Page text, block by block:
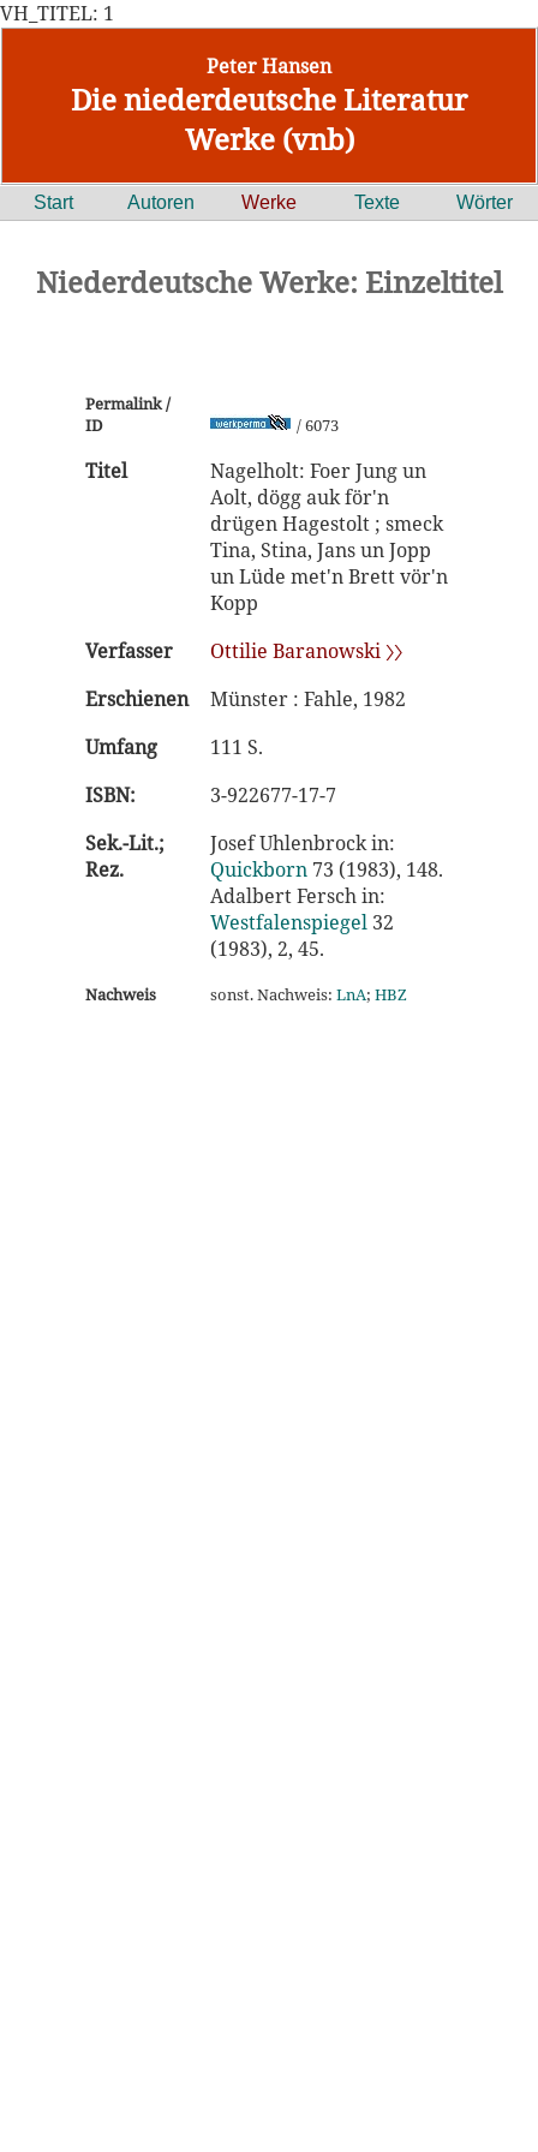
VH_TITEL: 1
Peter Hansen
Die niederdeutsche Literatur
Werke (vnb)
Start Autoren Werke Texte Wörter
Niederdeutsche Werke: Einzeltitel
Permalink /
ID
/ 6073
Titel
Nagelholt: Foer Jung un
Aolt, dögg auk för'n
drügen Hagestolt ; smeck
Tina, Stina, Jans un Jopp
un Lüde met'n Brett vör'n
Kopp
Verfasser
Ottilie Baranowski 〉〉
Erschienen
Münster : Fahle, 1982
Umfang
111 S.
ISBN:
3-922677-17-7
Sek.-Lit.;
Rez.
Josef Uhlenbrock in:
Quickborn 73 (1983), 148.
Adalbert Fersch in:
Westfalenspiegel 32
(1983), 2, 45.
Nachweis sonst. Nachweis: LnA; HBZ